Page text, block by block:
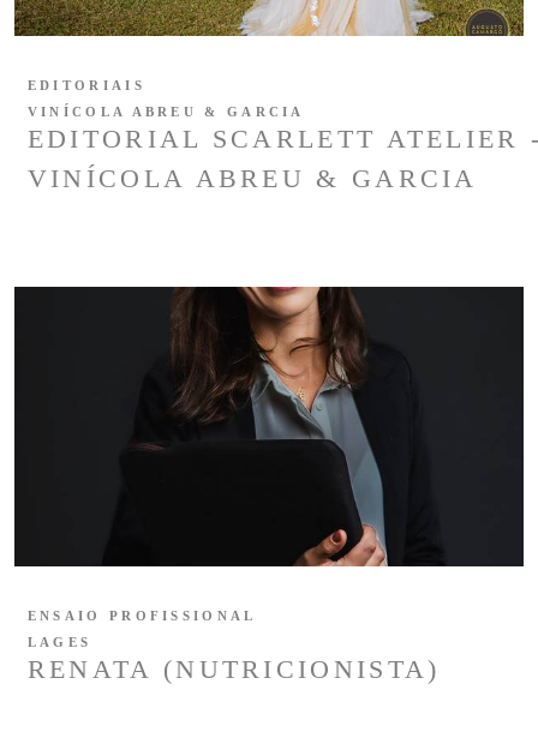
EDITORIAL SCARLETT ATELIER
VINÍCOLA ABREU & GARCIA
EDITORIAIS
VINÍCOLA ABREU & GARCIA
RENATA (NUTRICIONISTA)
ENSAIO PROFISSIONAL
LAGES